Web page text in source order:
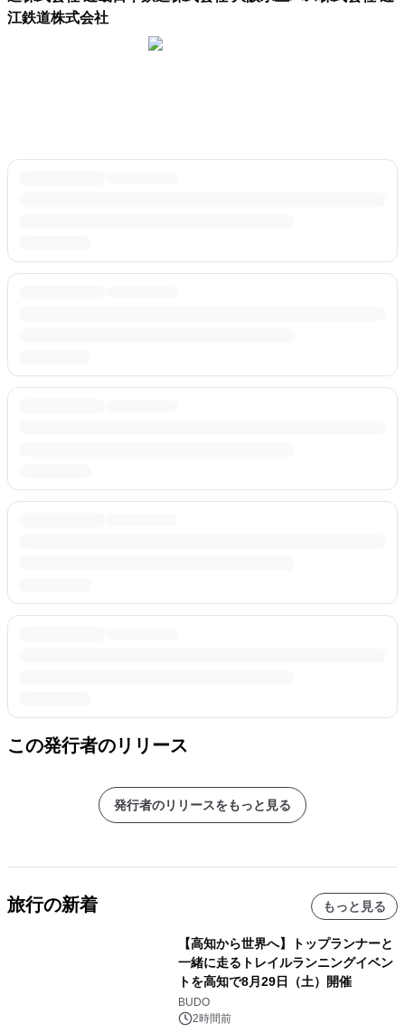
江鉄道株式会社
この発行者のリリース
発行者のリリースをもっと見る
旅行の新着 もっと見る
【高知から世界へ】トップランナーと
一緒に走るトレイルランニングイベン
トを高知で8月29日（土）開催
BUDO
2時間前